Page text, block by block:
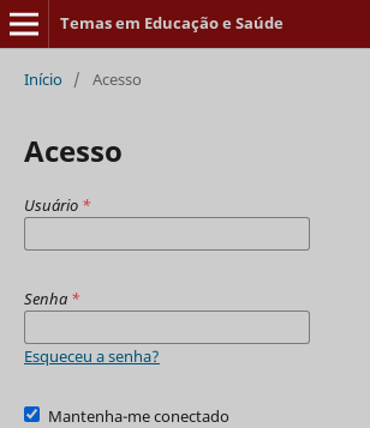
Temas em Educação e Saúde
Início / Acesso
Acesso
Usuário *
Senha *
Esqueceu a senha?
Mantenha-me conectado